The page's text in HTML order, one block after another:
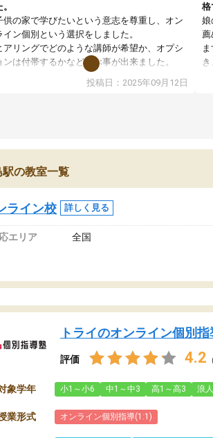
供の家で学びたいという意志を尊重し、オン
イン個別という選択をしました。
アリングでどのような講師が希望か、オプシ
ンは付帯するかなど選ぶ事が出来ました。
講師とのマッチング後講師との初回ミーティン
グを行い、その講師で良いか他の講師を希望す
ンラインツールを使用した単語帳の共有があ
宿題もそちらで出される形でした。
2ヶ月で担当講師の方がお辞めになると言う事で
師変更の申し出があり、あまりに短期での変
だった為、塾に通う事にして退会しました。
れも取り戻せ、授業内容や講師の方は良かっ
投稿日：2025年09月12日
格
娘
薦
ま
駅の教室一覧
ライン校 詳しく見る
エリア 全国
トライのオンライン個別
評価 4.2
象学年 小1～小6 中1～中3 高1～高3 浪
業形式 オンライン個別指導(1:1)